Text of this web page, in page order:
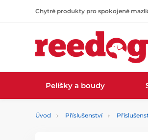
Chytré produkty pro spokojené
Pelíšky a boudy
Úvod Příslušenství